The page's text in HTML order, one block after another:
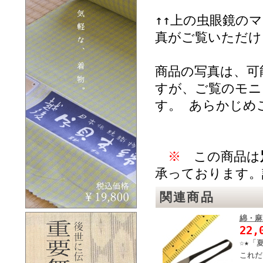
↑↑上の虫眼鏡の
真がご覧いただ
商品の写真は、
すが、ご覧のモ
す。 あらかじめ
※ この商品は
承っております
関連商品
綿・
☆★「
これ